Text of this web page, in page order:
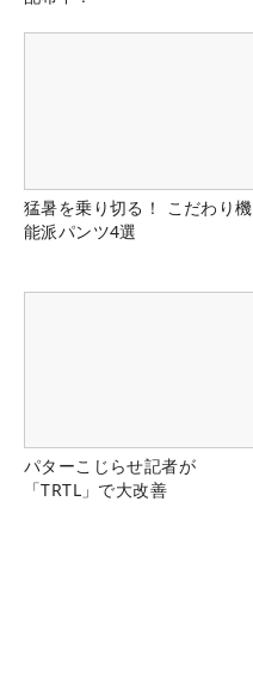
猛暑を乗り切る！ こだわり機
能派パンツ4選
パターこじらせ記者が
「TRTL」で大改善